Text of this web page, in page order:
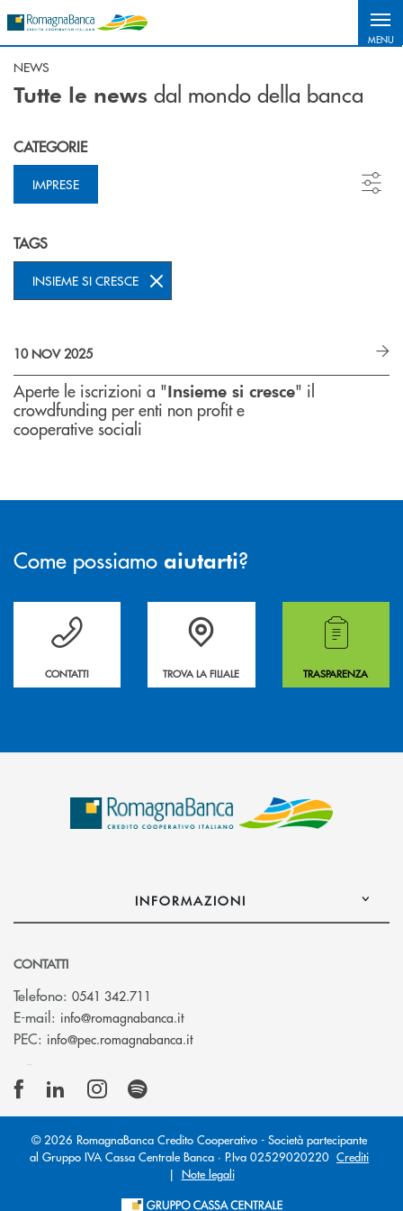
MENU
NEWS
Tutte le news dal mondo della banca
CATEGORIE
IMPRESE
TAGS
INSIEME SI CRESCE
10 NOV 2025
Aperte le iscrizioni a "Insieme si cresce" il
crowdfunding per enti non profit e
cooperative sociali
Come possiamo aiutarti?
Per ogni necessità compila il form e noi ti richiamiamo
CONTATTI
La&nbsp; Filiale &nbsp;vicina a te. &nbsp;
TROVA LA FILIALE
Hai bisogno di
TRASPARENZA
INFORMAZIONI
CONTATTI
Telefono: 0541 342.711
E-mail: info@romagnabanca.it(si apre l’app di posta elettronica)
PEC: info@pec.romagnabanca.it(si apre l’app di posta elettronica)
© 2026 RomagnaBanca Credito Cooperativo - Società partecipante
al Gruppo IVA Cassa Centrale Banca · P.Iva 02529020220 Crediti
| Note legali